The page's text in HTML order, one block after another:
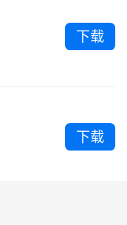
下载
下载